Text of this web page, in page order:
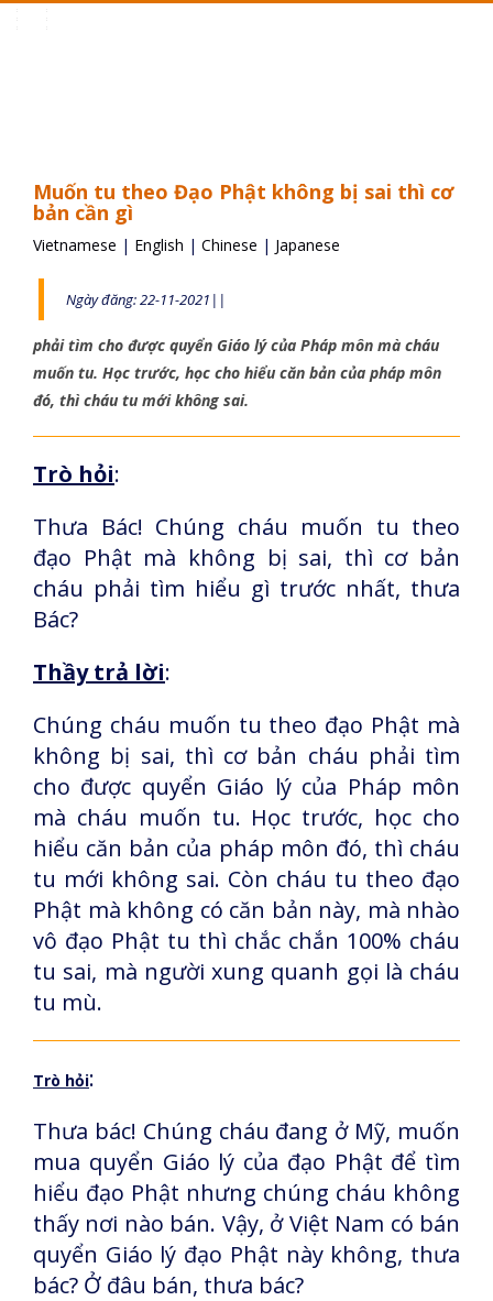
Muốn tu theo Đạo Phật không bị sai thì cơ
bản cần gì
Vietnamese | English | Chinese | Japanese
Ngày đăng: 22-11-2021||
phải tìm cho được quyển Giáo lý của Pháp môn mà cháu
muốn tu. Học trước, học cho hiểu căn bản của pháp môn
đó, thì cháu tu mới không sai.
Trò hỏi:
Thưa Bác! Chúng cháu muốn tu theo
đạo Phật mà không bị sai, thì cơ bản
cháu phải tìm hiểu gì trước nhất, thưa
Bác?
Thầy trả lời:
Chúng cháu muốn tu theo đạo Phật mà
không bị sai, thì cơ bản cháu phải tìm
cho được quyển Giáo lý của Pháp môn
mà cháu muốn tu. Học trước, học cho
hiểu căn bản của pháp môn đó, thì cháu
tu mới không sai. Còn cháu tu theo đạo
Phật mà không có căn bản này, mà nhào
vô đạo Phật tu thì chắc chắn 100% cháu
tu sai, mà người xung quanh gọi là cháu
tu mù.
Trò hỏi:
Thưa bác! Chúng cháu đang ở Mỹ, muốn
mua quyển Giáo lý của đạo Phật để tìm
hiểu đạo Phật nhưng chúng cháu không
thấy nơi nào bán. Vậy, ở Việt Nam có bán
quyển Giáo lý đạo Phật này không, thưa
bác? Ở đâu bán, thưa bác?